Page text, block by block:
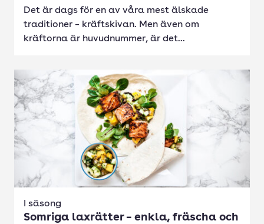
Det är dags för en av våra mest älskade
traditioner – kräftskivan. Men även om
kräftorna är huvudnummer, är det...
I säsong
Somriga laxrätter – enkla, fräscha och